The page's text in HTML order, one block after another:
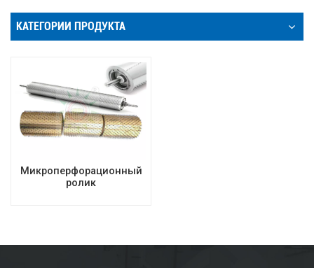
КАТЕГОРИИ ПРОДУКТА
Микроперфорационный
ролик